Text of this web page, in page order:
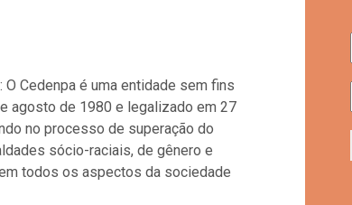
: O Cedenpa é uma entidade sem fins
agosto de 1980 e legalizado em 27
no processo de superação do
sócio-raciais, de gênero e
todos os aspectos da sociedade